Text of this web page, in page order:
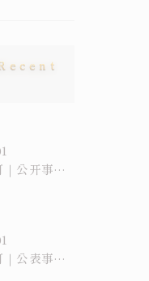
在留特别许可｜公开事例是“裁量基准”的一种，但并非所有许可都被公开
在留特別許可｜公表事例は「裁量基準」の一種、しかし公表されていない許可もある